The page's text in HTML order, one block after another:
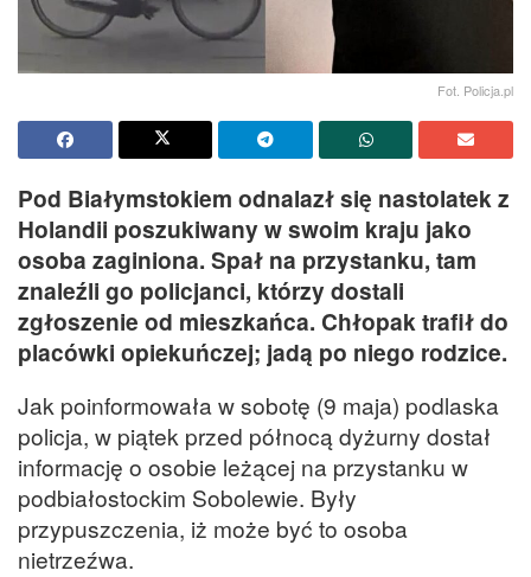
Fot. Policja.pl
Pod Białymstokiem odnalazł się nastolatek z
Holandii poszukiwany w swoim kraju jako
osoba zaginiona. Spał na przystanku, tam
znaleźli go policjanci, którzy dostali
zgłoszenie od mieszkańca. Chłopak trafił do
placówki opiekuńczej; jadą po niego rodzice.
Jak poinformowała w sobotę (9 maja) podlaska
policja, w piątek przed północą dyżurny dostał
informację o osobie leżącej na przystanku w
podbiałostockim Sobolewie. Były
przypuszczenia, iż może być to osoba
nietrzeźwa.